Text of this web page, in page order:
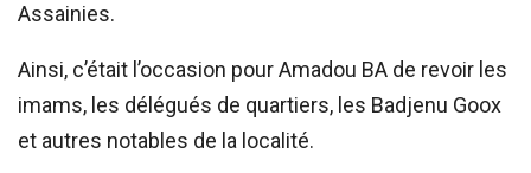
Assainies.
Ainsi, c’était l’occasion pour Amadou BA de revoir les
imams, les délégués de quartiers, les Badjenu Goox
et autres notables de la localité.